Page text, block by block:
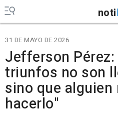
noti
31 DE MAYO DE 2026
Jefferson
triunfos no son
sino que alguien
hacerlo"